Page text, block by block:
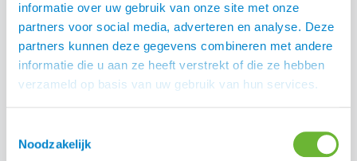
informatie over uw gebruik van onze site met onze
partners voor social media, adverteren en analyse. Deze
partners kunnen deze gegevens combineren met andere
informatie die u aan ze heeft verstrekt of die ze hebben
verzameld op basis van uw gebruik van hun services.
Noodzakelijk